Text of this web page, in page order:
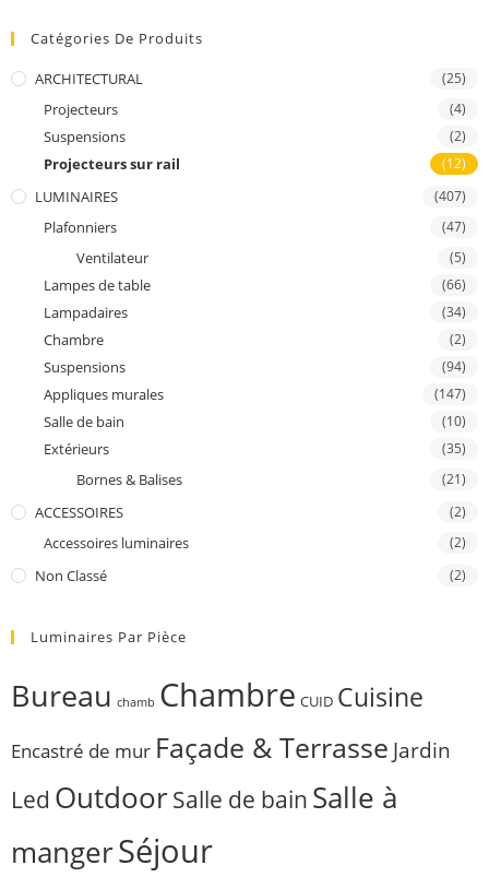
Catégories De Produits
ARCHITECTURAL (25)
Projecteurs (4)
Suspensions (2)
Projecteurs sur rail (12)
LUMINAIRES (407)
Plafonniers (47)
Ventilateur (5)
Lampes de table (66)
Lampadaires (34)
Chambre (2)
Suspensions (94)
Appliques murales (147)
Salle de bain (10)
Extérieurs (35)
Bornes & Balises (21)
ACCESSOIRES (2)
Accessoires luminaires (2)
Non Classé (2)
Luminaires Par Pièce
Bureau chamb Chambre CUID Cuisine
Encastré de mur Façade & Terrasse Jardin
Led OutdoorSalle de bain Salle à
mangerSéjour